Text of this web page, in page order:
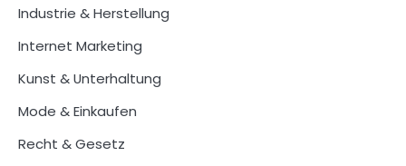
Industrie & Herstellung
Internet Marketing
Kunst & Unterhaltung
Mode & Einkaufen
Recht & Gesetz